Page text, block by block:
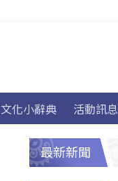
文化小辭典 活動訊息
最新新聞